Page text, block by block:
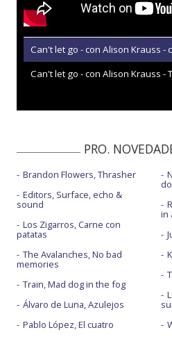
Can't let go - con Alison Krauss -
Can't let go - con Alison Krauss -
PRO.
Brandon Flowers, Thrasher
Editors, Surface, echo &
sound
Los Zigarros, Carne con
patatas
The Avalanches, No bad
memories
Train, Mad dog in the fog
Álvaro de Luna, Azulejos
Pablo López, El cuatro
in